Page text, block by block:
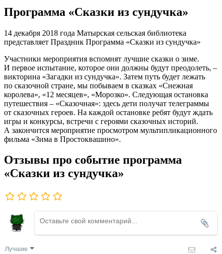
Программа «Сказки из сундучка»
14 декабря 2018 года Матырская сельская библиотека
представляет Праздник Программа «Сказки из сундучка»
Участники мероприятия вспомнят лучшие сказки о зиме.
И первое испытание, которое они должны будут преодолеть, –
викторина «Загадки из сундучка». Затем путь будет лежать
по сказочной стране, мы побываем в сказках «Снежная
королева», «12 месяцев», «Морозко». Следующая остановка
путешествия – «Сказочная»: здесь дети получат телеграммы
от сказочных героев. На каждой остановке ребят будут ждать
игры и конкурсы, встречи с героями сказочных историй.
А закончится мероприятие просмотром мультипликационного
фильма «Зима в Простоквашино».
Отзывы про событие программа
«Сказки из сундучка»
Лучшие